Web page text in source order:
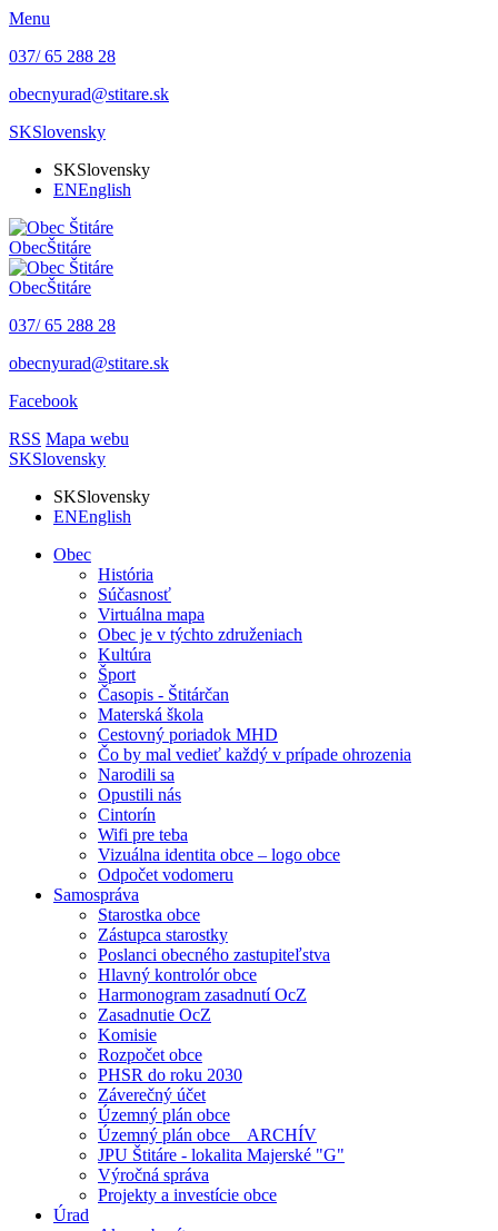
Menu
037/ 65 288 28
obecnyurad@stitare.sk
SKSlovensky
SKSlovensky
ENEnglish
ObecŠtitáre
ObecŠtitáre
037/ 65 288 28
obecnyurad@stitare.sk
Facebook
RSS Mapa webu
SKSlovensky
SKSlovensky
ENEnglish
Obec
História
Súčasnosť
Virtuálna mapa
Obec je v týchto združeniach
Kultúra
Šport
Časopis - Štitárčan
Materská škola
Cestovný poriadok MHD
Čo by mal vedieť každý v prípade ohrozenia
Narodili sa
Opustili nás
Cintorín
Wifi pre teba
Vizuálna identita obce – logo obce
Odpočet vodomeru
Samospráva
Starostka obce
Zástupca starostky
Poslanci obecného zastupiteľstva
Hlavný kontrolór obce
Harmonogram zasadnutí OcZ
Zasadnutie OcZ
Komisie
Rozpočet obce
PHSR do roku 2030
Záverečný účet
Územný plán obce
Územný plán obce _ ARCHÍV
JPU Štitáre - lokalita Majerské "G"
Výročná správa
Projekty a investície obce
Úrad